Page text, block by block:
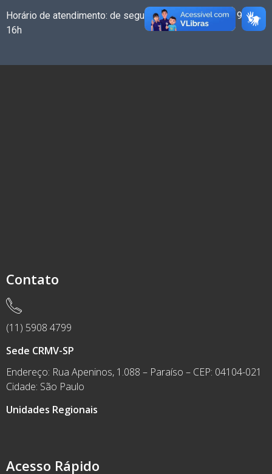
Horário de atendimento: de segunda a sexta-feira das 9h às
16h
Acesso Rápido
Contato
(11) 5908 4799
Sede CRMV-SP
Endereço: Rua Apeninos, 1.088 – Paraíso – CEP: 04104-021
Cidade: São Paulo
Unidades Regionais